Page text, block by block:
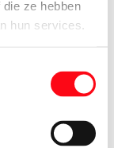
ze hebben
hun services.